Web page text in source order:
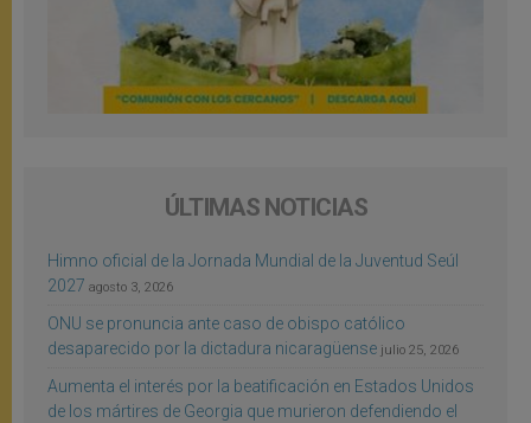
ÚLTIMAS NOTICIAS
Himno oficial de la Jornada Mundial de la Juventud Seúl
2027 agosto 3, 2026
ONU se pronuncia ante caso de obispo católico
desaparecido por la dictadura nicaragüense julio 25, 2026
Aumenta el interés por la beatificación en Estados Unidos
de los mártires de Georgia que murieron defendiendo el